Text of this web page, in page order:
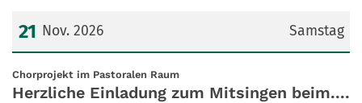
Samstag
21 Nov. 2026
Datum: 21. November 2026
Chorprojekt im Pastoralen Raum:
Herzliche Einladung zum Mitsingen beim....